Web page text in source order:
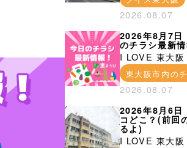
2026.08.07
2026年8月7日
のチラシ最新
I LOVE 東大阪
東大阪市内の
2026.08.07
2026年8月6日
コどこ？(前回
るよ)
I LOVE 東大阪